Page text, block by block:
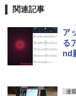
関連記事
ア
る
nd
連